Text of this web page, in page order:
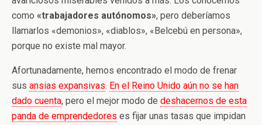
como «trabajadores autónomos», pero deberíamos
llamarlos «demonios», «diablos», «Belcebú en persona»,
porque no existe mal mayor.
Afortunadamente, hemos encontrado el modo de frenar
sus ansias expansivas. En el Reino Unido aún no se han
dado cuenta, pero el mejor modo de deshacernos de esta
panda de emprendedores es fijar unas tasas que impidan